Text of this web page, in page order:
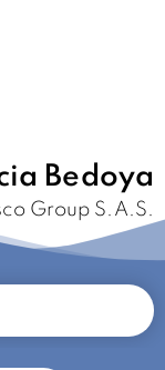
Bedoya
Group S.A.S.